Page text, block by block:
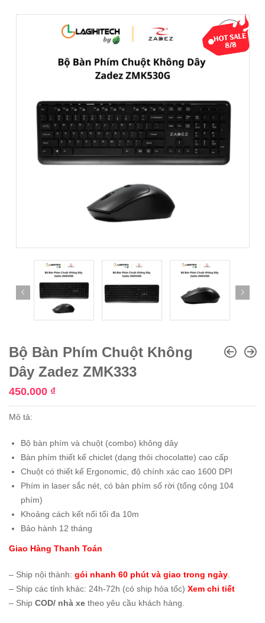
Bộ Bàn Phím Chuột Không
Dây Zadez ZMK333
450.000 ₫
Mô tả:
Bộ bàn phím và chuột (combo) không dây
Bàn phím thiết kế chiclet (dạng thỏi chocolatte) cao cấp
Chuột có thiết kế Ergonomic, độ chính xác cao 1600 DPI
Phím in laser sắc nét, có bàn phím số rời (tổng cộng 104
phím)
Khoảng cách kết nối tối đa 10m
Bảo hành 12 tháng
Giao Hàng Thanh Toán
– Ship nội thành: gói nhanh 60 phút và giao trong ngày
– Ship các tỉnh khác: 24h-72h (có ship hỏa tốc) Xem chi tiết
– Ship COD/ nhà xe theo yêu cầu khách hàng.